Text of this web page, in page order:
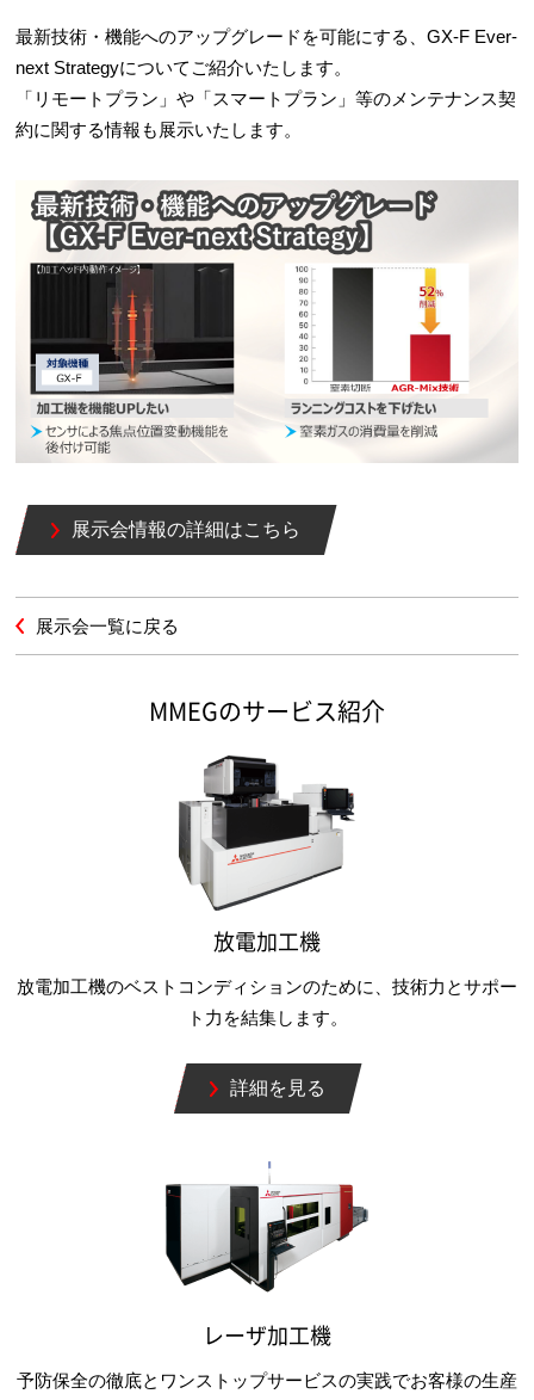
最新技術・機能へのアップグレードを可能にする、GX-F Ever-
next Strategyについてご紹介いたします。
「リモートプラン」や「スマートプラン」等のメンテナンス契
約に関する情報も展示いたします。
展示会情報の詳細はこちら
展示会一覧に戻る
MMEGのサービス紹介
放電加工機
放電加工機のベストコンディションのために、技術力とサポー
ト力を結集します。
詳細を見る
レーザ加工機
予防保全の徹底とワンストップサービスの実践でお客様の生産